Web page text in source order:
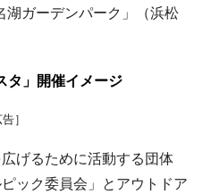
湖ガーデンパーク」（浜松
タ」開催イメージ
告］
げるために活動する団体
ック委員会」とアウトドア